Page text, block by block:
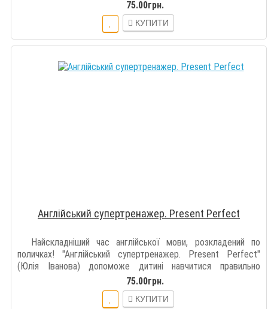
75.00грн.
КУПИТИ
Англійський супертренажер. Present Perfect
Найскладніший час англійської мови, розкладений по
поличках! "Англійський супертренажер. Present Perfect"
(Юлія Іванова) допоможе дитині навчитися правильно
75.00грн.
КУПИТИ